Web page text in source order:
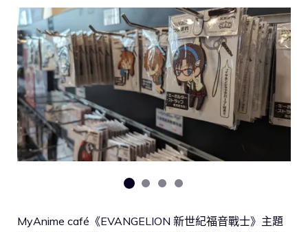
MyAnime café《EVANGELION 新世紀福音戰士》主題